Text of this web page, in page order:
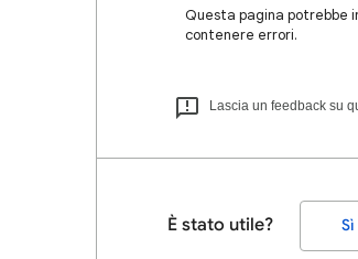
Questa pagina potrebbe
contenere errori.
Lascia un feedback su
È stato utile? Sì